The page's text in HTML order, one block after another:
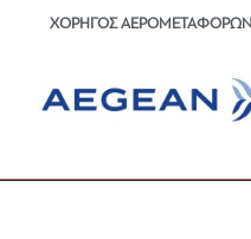
ΧΟΡΗΓΟΣ ΑΕΡΟΜΕΤΑΦΟΡΩΝ